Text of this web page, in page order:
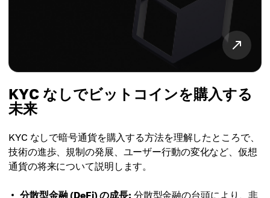
KYC なしでビットコインを購入する
未来
KYC なしで暗号通貨を購入する方法を理解したところで、
技術の進歩、規制の発展、ユーザー行動の変化など、仮想
通貨の将来について説明します。
分散型金融 (DeFi) の成長: 分散型金融の台頭により、非